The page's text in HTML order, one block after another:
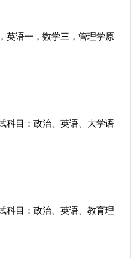
英语一，数学三，管理学原
科目：政治、英语、大学语
科目：政治、英语、教育理